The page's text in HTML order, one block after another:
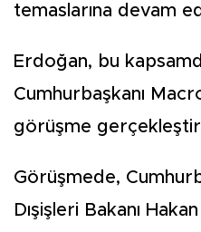
temaslarına devam
Erdoğan, bu
Cumhurbaşkanı
görüşme
Görüşmede,
Dışişleri Bakanı